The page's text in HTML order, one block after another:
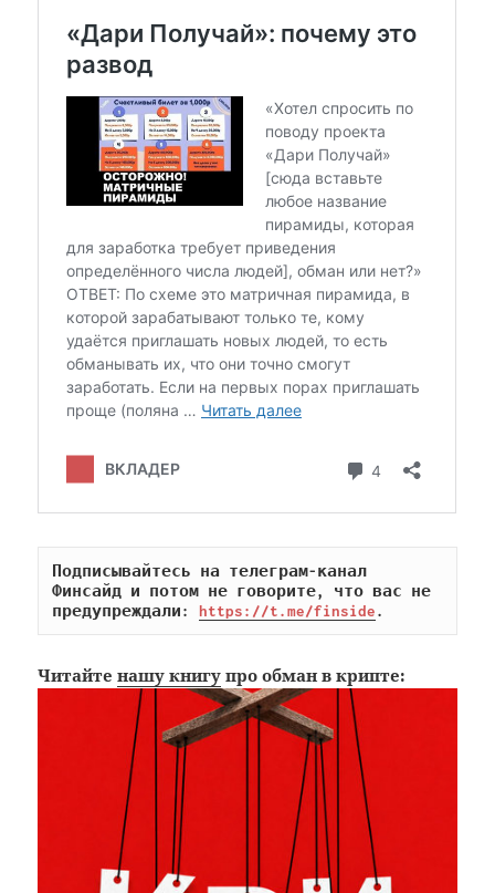
Подписывайтесь на телеграм-канал
Финсайд и потом не говорите, что вас не
предупреждали: https://t.me/finside.
Читайтенашу книгу про обман в крипте: